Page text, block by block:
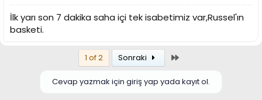
İlk yarı son 7 dakika saha içi tek isabetimiz var,Russel'ın
basketi.
1 of 2 Sonraki
Cevap yazmak için giriş yap yada kayıt ol.